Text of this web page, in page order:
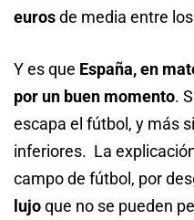
eurosde media entre
Y es que España, en
por un buen momento.
escapa el fútbol, y más
inferiores. La
campo de fútbol, por
lujoque no se pueden